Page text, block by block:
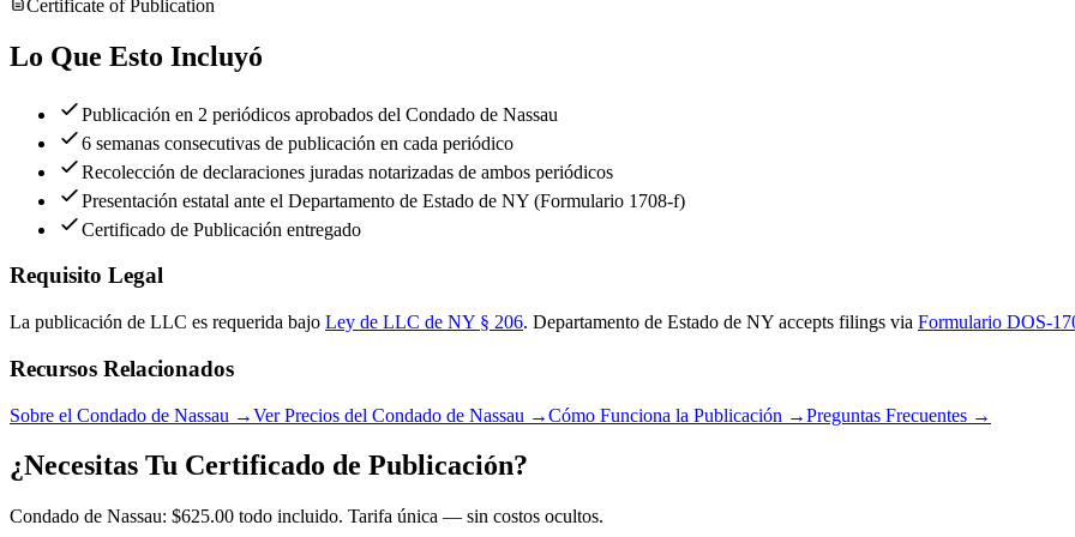
Certificate of Publication
Lo Que Esto Incluyó
Publicación en 2 periódicos aprobados del Condado de Nassau
6 semanas consecutivas de publicación en cada periódico
Recolección de declaraciones juradas notarizadas de ambos periódicos
Presentación estatal ante el Departamento de Estado de NY (Formulario 1708-f)
Certificado de Publicación entregado
Requisito Legal
La publicación de LLC es requerida bajo Ley de LLC de NY § 206. Departamento de Estado de NY accepts filings via Formulario DOS-
Recursos Relacionados
Sobre el Condado de Nassau →Ver Precios del Condado de Nassau →Cómo Funciona la Publicación →Preguntas Frecuentes →
¿Necesitas Tu Certificado de Publicación?
Condado de Nassau: $625.00 todo incluido. Tarifa única — sin costos ocultos.